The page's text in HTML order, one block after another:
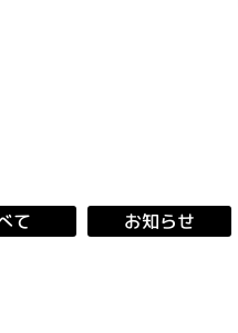
て お知らせ